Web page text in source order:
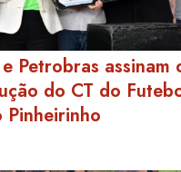
Petrobras assinam
do CT do
Pinheirinho